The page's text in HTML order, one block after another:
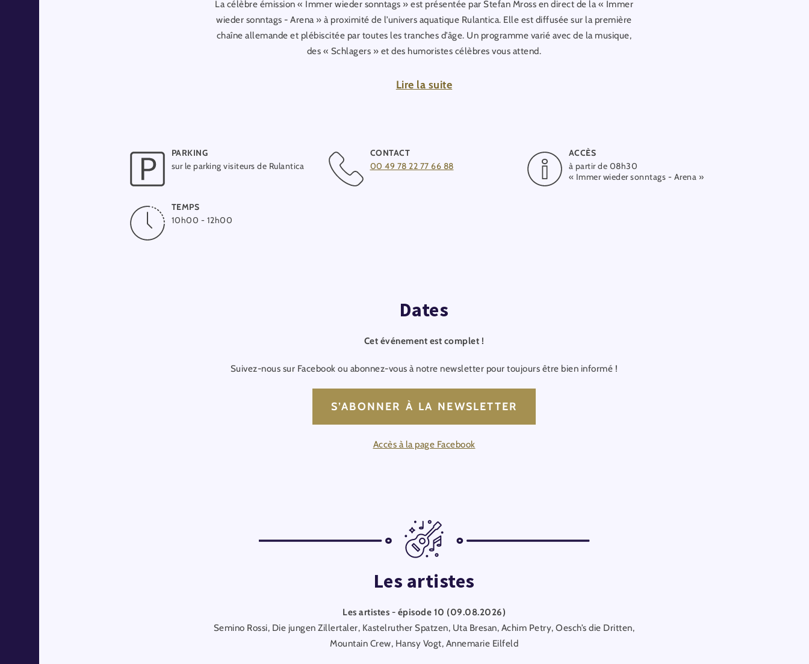
La célèbre émission « Immer wieder sonntags » est présentée par Stefan Mross en direct de la « Immer
wieder sonntags - Arena » à proximité de l’univers aquatique Rulantica. Elle est diffusée sur la première
chaîne allemande et plébiscitée par toutes les tranches d’âge. Un programme varié avec de la musique,
des « Schlagers » et des humoristes célèbres vous attend.
L’émission et sa présentation se font intégralement en allemand.
Lire la suite
PARKING
sur le parking visiteurs de Rulantica
CONTACT
00 49 78 22 77 66 88
ACCÈS
à partir de 08h30
« Immer wieder sonntags - Arena »
TEMPS
10h00 - 12h00
Dates
Cet événement est complet !
Suivez-nous sur Facebook ou abonnez-vous à notre newsletter pour toujours être bien informé !
S’ABONNER À LA NEWSLETTER
Accès à la page Facebook
Les artistes
Les artistes - épisode 10 (09.08.2026)
Semino Rossi, Die jungen Zillertaler, Kastelruther Spatzen, Uta Bresan, Achim Petry, Oesch’s die Dritten,
Mountain Crew, Hansy Vogt, Annemarie Eilfeld